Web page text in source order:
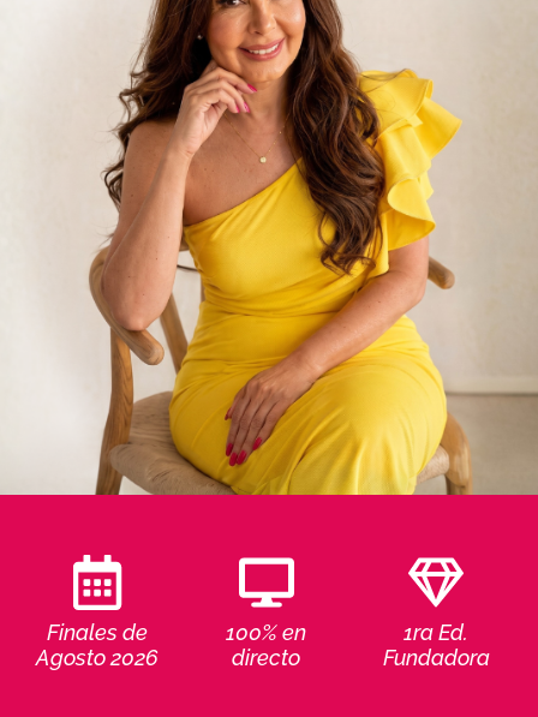
Finales de
Agosto 2026
100% en
directo
1ra Ed.
Fundadora